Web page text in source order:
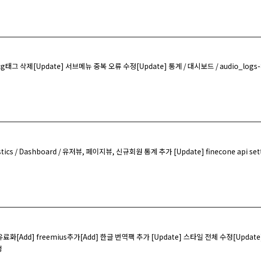
그 삭제[Update] 서브메뉴 중복 오류 수정[Update] 통계 / 대시보드 /
/ Dashboard / 유저뷰, 페이지뷰, 신규회원 통계 추가 [Update] finecone api
료화[Add] freemius추가[Add] 한글 번역팩 추가 [Update] 스타일 전체 수정